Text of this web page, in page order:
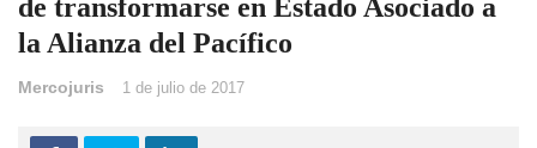
de transformarse en Estado Asociado a
la Alianza del Pacífico
Mercojuris 1 de julio de 2017